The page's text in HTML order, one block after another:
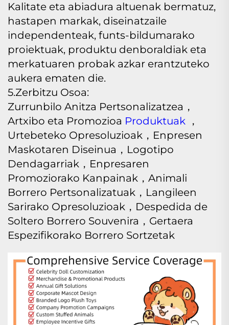
Kalitate eta abiadura altuenak bermatuz,
hastapen markak, diseinatzaile
independenteak, funts-bildumarako
proiektuak, produktu denboraldiak eta
merkatuaren probak azkar erantzuteko
aukera ematen die.
5.Zerbitzu Osoa:
Zurrunbilo Anitza Pertsonalizatzea，
Artxibo eta Promozioa Produktuak ，
Urtebeteko Opresoluzioak，Enpresen
Maskotaren Diseinua，Logotipo
Dendagarriak，Enpresaren
Promoziorako Kanpainak，Animali
Borrero Pertsonalizatuak，Langileen
Sarirako Opresoluzioak，Despedida de
Soltero Borrero Souvenira，Gertaera
Espezifikorako Borrero Sortzetak